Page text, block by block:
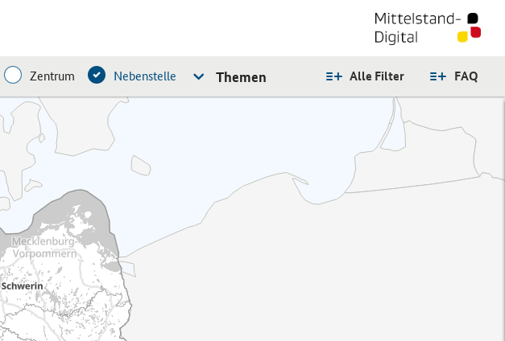
FAQ
Alle Filter
Zentrum Nebenstelle Themen